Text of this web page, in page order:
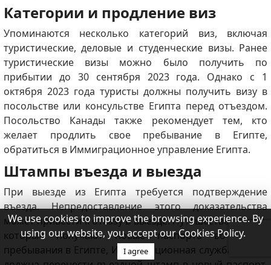
Категории и продление виз
Упоминаются несколько категорий виз, включая
туристические, деловые и студенческие визы. Ранее
туристические визы можно было получить по
прибытии до 30 сентября 2023 года. Однако с 1
октября 2023 года туристы должны получить визу в
посольстве или консульстве Египта перед отъездом.
Посольство Канады также рекомендует тем, кто
желает продлить свое пребывание в Египте,
обратиться в Иммиграционное управление Египта.
Штампы въезда и выезда
При выезде из Египта требуется подтверждение
въезда.Непредоставление этого доказательства
может привести к отказу в выезде.Путешественникам,
которые получают новые паспорта во время
пребывания в Египте, Иммиграционная служба Египта
We use cookies to improve the browsing experience. By
using our website, you accept our Cookies Policy.
I agree